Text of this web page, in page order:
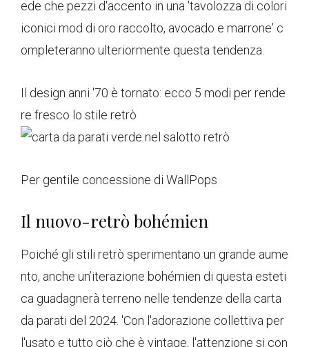
ede che pezzi d'accento in una 'tavolozza di colori
iconici mod di oro raccolto, avocado e marrone' c
ompleteranno ulteriormente questa tendenza.
Il design anni '70 è tornato: ecco 5 modi per rende
re fresco lo stile retrò
Per gentile concessione di WallPops
Il nuovo-retrò bohémien
Poiché gli stili retrò sperimentano un grande aume
nto, anche un’iterazione bohémien di questa esteti
ca guadagnerà terreno nelle tendenze della carta
da parati del 2024. 'Con l'adorazione collettiva per
l'usato e tutto ciò che è vintage, l'attenzione si con